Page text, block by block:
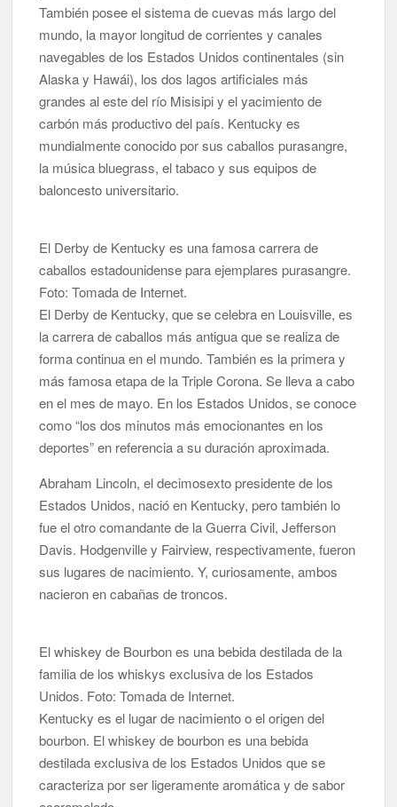
También posee el sistema de cuevas más largo del
mundo, la mayor longitud de corrientes y canales
navegables de los Estados Unidos continentales (sin
Alaska y Hawái), los dos lagos artificiales más
grandes al este del río Misisipi y el yacimiento de
carbón más productivo del país. Kentucky es
mundialmente conocido por sus caballos purasangre,
la música bluegrass, el tabaco y sus equipos de
baloncesto universitario.
El Derby de Kentucky es una famosa carrera de
caballos estadounidense para ejemplares purasangre.
Foto: Tomada de Internet.
El Derby de Kentucky, que se celebra en Louisville, es
la carrera de caballos más antigua que se realiza de
forma continua en el mundo. También es la primera y
más famosa etapa de la Triple Corona. Se lleva a cabo
en el mes de mayo. En los Estados Unidos, se conoce
como “los dos minutos más emocionantes en los
deportes” en referencia a su duración aproximada.
Abraham Lincoln, el decimosexto presidente de los
Estados Unidos, nació en Kentucky, pero también lo
fue el otro comandante de la Guerra Civil, Jefferson
Davis. Hodgenville y Fairview, respectivamente, fueron
sus lugares de nacimiento. Y, curiosamente, ambos
nacieron en cabañas de troncos.
El whiskey de Bourbon es una bebida destilada de la
familia de los whiskys exclusiva de los Estados
Unidos. Foto: Tomada de Internet.
Kentucky es el lugar de nacimiento o el origen del
bourbon. El whiskey de bourbon es una bebida
destilada exclusiva de los Estados Unidos que se
caracteriza por ser ligeramente aromática y de sabor